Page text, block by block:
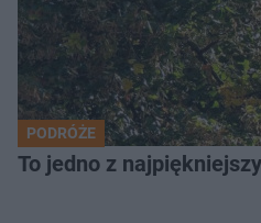
PODRÓŻE
To jedno z